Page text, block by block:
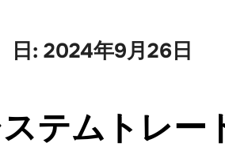
日: 2024年9月26日
テムトレー